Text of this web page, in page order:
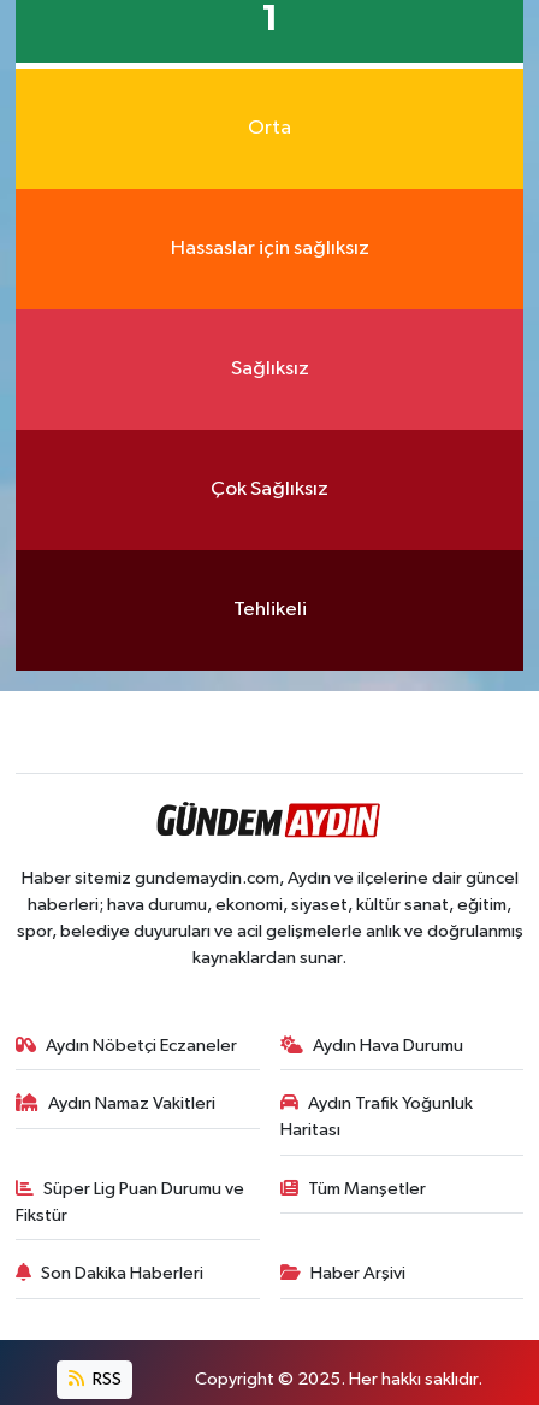
1
Orta
Hassaslar için sağlıksız
Sağlıksız
Çok Sağlıksız
Tehlikeli
Haber sitemiz gundemaydin.com, Aydın ve ilçelerine dair güncel
haberleri; hava durumu, ekonomi, siyaset, kültür sanat, eğitim,
spor, belediye duyuruları ve acil gelişmelerle anlık ve doğrulanmış
kaynaklardan sunar.
Aydın Nöbetçi Eczaneler Aydın Hava Durumu
Aydın Namaz Vakitleri
Aydın Trafik Yoğunluk
Haritası
Süper Lig Puan Durumu ve
Fikstür
Tüm Manşetler
Son Dakika Haberleri Haber Arşivi
RSS Copyright © 2025. Her hakkı saklıdır.